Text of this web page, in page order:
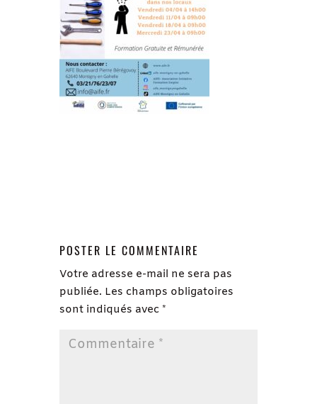
POSTER LE COMMENTAIRE
Votre adresse e-mail ne sera pas
publiée. Les champs obligatoires
sont indiqués avec *